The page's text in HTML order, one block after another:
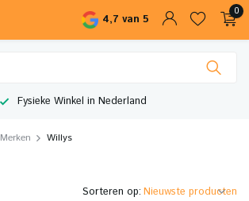
4,7 van 5
0
Fysieke Winkel in Nederland
Merken Willys
Sorteren op: